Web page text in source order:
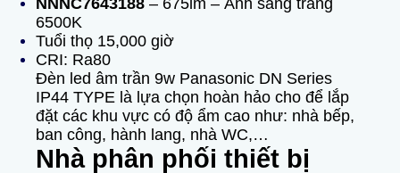
NNNC7643188 – 675lm – Ánh sáng trắng
6500K
Tuổi thọ 15,000 giờ
CRI: Ra80
Đèn led âm trần 9w Panasonic DN Series
IP44 TYPE là lựa chọn hoàn hảo cho để lắp
đặt các khu vực có độ ẩm cao như: nhà bếp,
ban công, hành lang, nhà WC,…
Nhà phân phối thiết bị